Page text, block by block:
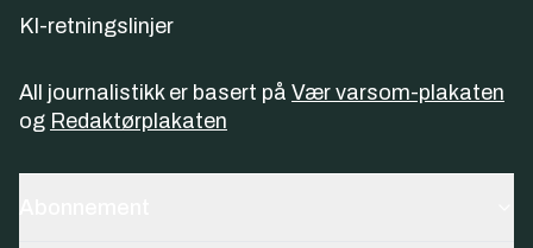
KI-retningslinjer
All journalistikk er basert på Vær varsom-plakaten
og Redaktørplakaten